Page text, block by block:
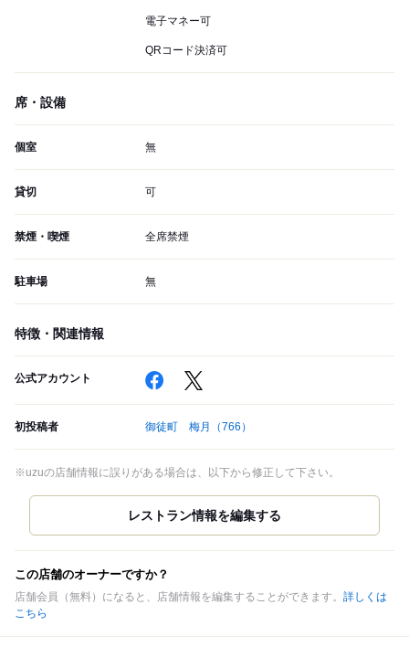
電子マネー可
QRコード決済可
席・設備
個室 無
貸切 可
禁煙・喫煙 全席禁煙
駐車場 無
特徴・関連情報
公式アカウント
初投稿者 御徒町 梅月 （766）
※uzuの店舗情報に誤りがある場合は、以下から修正して下さい。
この店舗のオーナーですか？
店舗会員（無料）になると、店舗情報を編集することができます。 詳しくは
こちら